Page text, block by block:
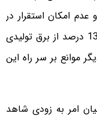
عدم امکان استقرار در
کنار نیروگاه با توجه به اتلاف حدود 8 الی 13 درصد از برق تولیدی
موانع بر سر راه این
امر به زودی شاهد